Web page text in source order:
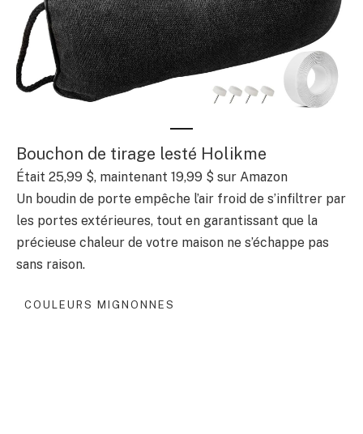
Bouchon de tirage lesté Holikme
Était 25,99 $, maintenant 19,99 $ sur Amazon
Un boudin de porte empêche l’air froid de s’infiltrer par
les portes extérieures, tout en garantissant que la
précieuse chaleur de votre maison ne s’échappe pas
sans raison.
COULEURS MIGNONNES